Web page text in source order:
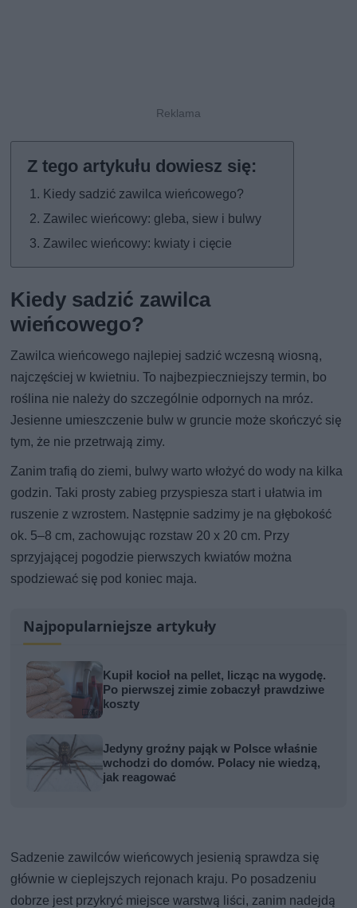
Kiedy sadzić zawilca wieńcowego?
Zawilec wieńcowy: gleba, siew i bulwy
Zawilec wieńcowy: kwiaty i cięcie
Kiedy sadzić zawilca
wieńcowego?
Zawilca wieńcowego najlepiej sadzić wczesną wiosną,
najczęściej w kwietniu. To najbezpieczniejszy termin, bo
roślina nie należy do szczególnie odpornych na mróz.
Jesienne umieszczenie bulw w gruncie może skończyć się
tym, że nie przetrwają zimy.
Zanim trafią do ziemi, bulwy warto włożyć do wody na kilka
godzin. Taki prosty zabieg przyspiesza start i ułatwia im
ruszenie z wzrostem. Następnie sadzimy je na głębokość
ok. 5–8 cm, zachowując rozstaw 20 x 20 cm. Przy
sprzyjającej pogodzie pierwszych kwiatów można
spodziewać się pod koniec maja.
Najpopularniejsze artykuły
Kupił kocioł na pellet, licząc na wygodę.
Po pierwszej zimie zobaczył prawdziwe
koszty
Jedyny groźny pająk w Polsce właśnie
wchodzi do domów. Polacy nie wiedzą,
jak reagować
Sadzenie zawilców wieńcowych jesienią sprawdza się
głównie w cieplejszych rejonach kraju. Po posadzeniu
dobrze jest przykryć miejsce warstwą liści, zanim nadejdą